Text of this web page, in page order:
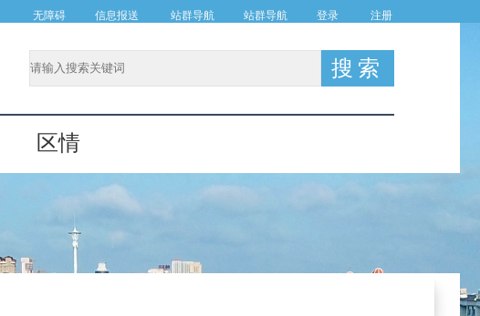
无障碍 信息报送 站群导航 站群导航 登录 注册
区情